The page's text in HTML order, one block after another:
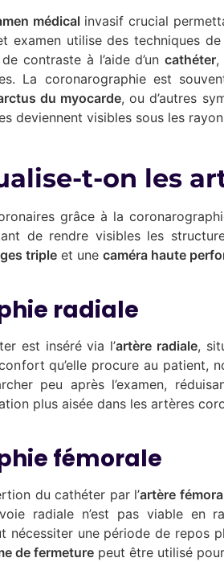
médical invasif crucial
examen utilise des techniques
contraste à l’aide d’uncathéter,
La coronarographie est
du myocarde, ou d’autres
deviennent visibles sous les
t-on les
grâce à la
de rendre visibles les
triple et une caméra haute
radiale
est inséré via l’artère radiale,
qu’elle procure au patient,
peu après l’examen,
plus aisée dans les artères
fémorale
du cathéter par l’artère
radiale n’est pas viable en
nécessiter une période de repos
de fermeture peut être utilisé